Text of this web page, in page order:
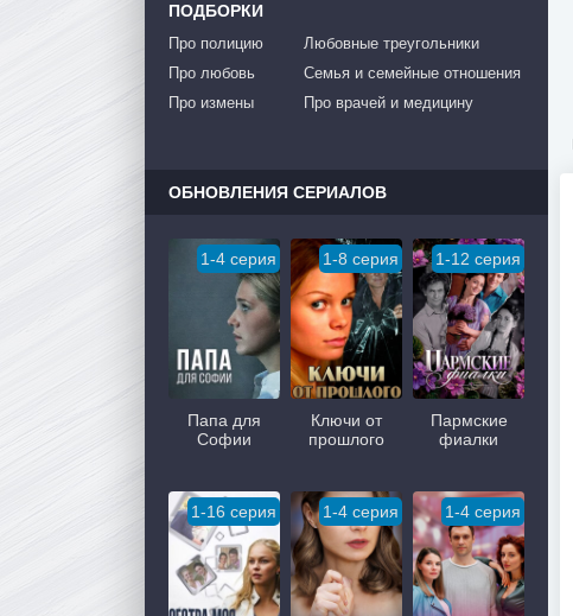
ПОДБОРКИ
Про полицию
Про любовь
Про измены
Любовные треугольники
Семья и семейные отношения
Про врачей и медицину
ОБНОВЛЕНИЯ СЕРИАЛОВ
1-4 серия
Папа для
Софии
1-8 серия
Ключи от
прошлого
1-12 серия
Пармские
фиалки
1-16 серия 1-4 серия 1-4 серия